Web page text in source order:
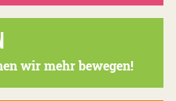
wir mehr bewegen!